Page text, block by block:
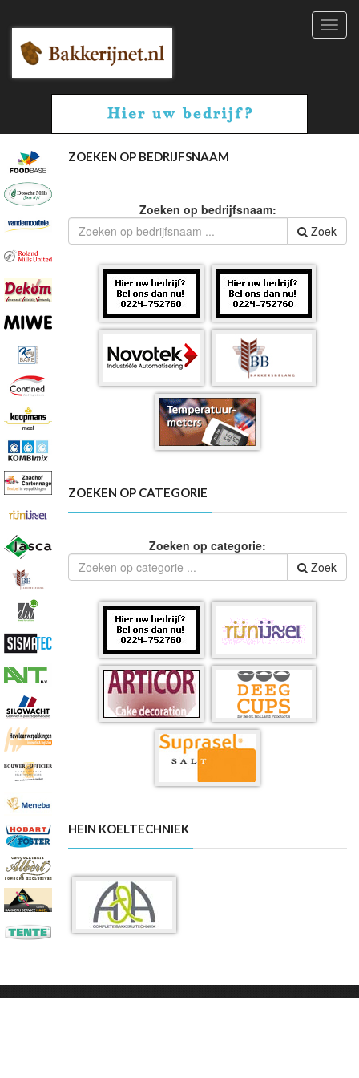
ZOEKEN OP BEDRIJFSNAAM
Zoeken op bedrijfsnaam:
Zoek
ZOEKEN OP CATEGORIE
Zoeken op categorie:
Zoek
HEIN KOELTECHNIEK